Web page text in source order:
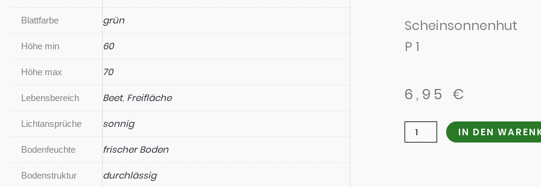
Blattfarbe grün
Höhe min 60
Höhe max 70
Lebensbereich Beet, Freifläche
Lichtansprüche sonnig
Bodenfeuchte frischer Boden
Bodenstruktur durchlässig
Scheinsonnenhut
P 1
6,95 €
Echinacea
purpurea
IN DEN